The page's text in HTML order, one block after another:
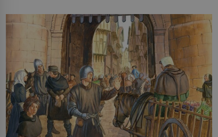
pře hned několik latinskoamerických zemí a k tomu
Francie, kde se traduje,